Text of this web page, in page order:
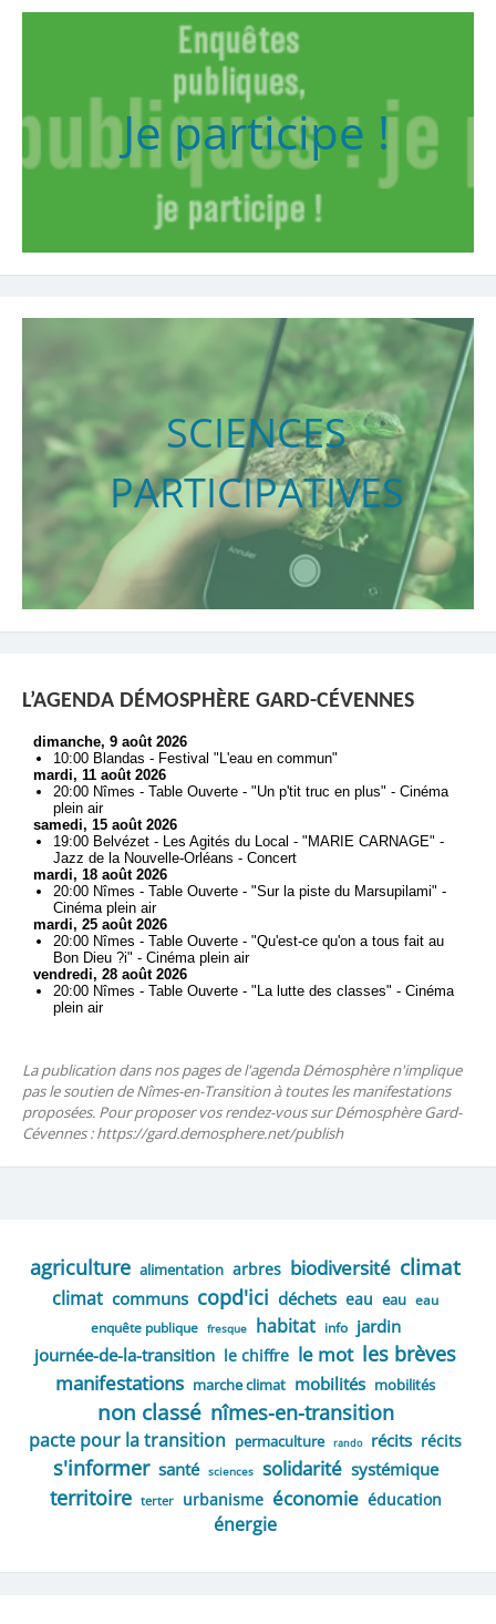
Je participe !
SCIENCES
PARTICIPATIVES
L’AGENDA DÉMOSPHÈRE GARD-CÉVENNES
La publication dans nos pages de l'agenda Démosphère n'implique
pas le soutien de Nîmes-en-Transition à toutes les manifestations
proposées. Pour proposer vos rendez-vous sur Démosphère Gard-
Cévennes : https://gard.demosphere.net/publish
agriculture alimentation arbres biodiversité climat
climat communs copd'ici déchets eau eau eau
enquête publique
fresque habitat info jardin
journée-de-la-transition le chiffre le mot les brèves
manifestations marche climat mobilités mobilités
non classé nîmes-en-transition
pacte pour la transition permaculture rando récits récits
s'informer santé sciences solidarité systémique
territoire terter urbanisme économie éducation
énergie